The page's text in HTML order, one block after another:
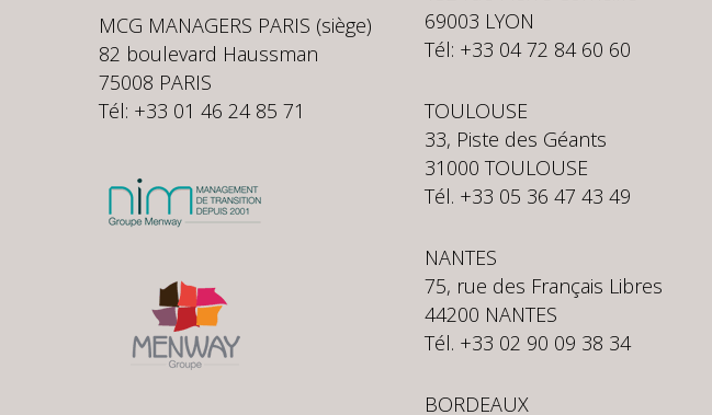
MCG MANAGERS PARIS (siège)
82 boulevard Haussman
75008 PARIS
Tél: +33 01 46 24 85 71
69003 LYON
Tél: +33 04 72 84 60 60
TOULOUSE
33, Piste des Géants
31000 TOULOUSE
Tél. +33 05 36 47 43 49
NANTES
75, rue des Français Libres
44200 NANTES
Tél. +33 02 90 09 38 34
BORDEAUX